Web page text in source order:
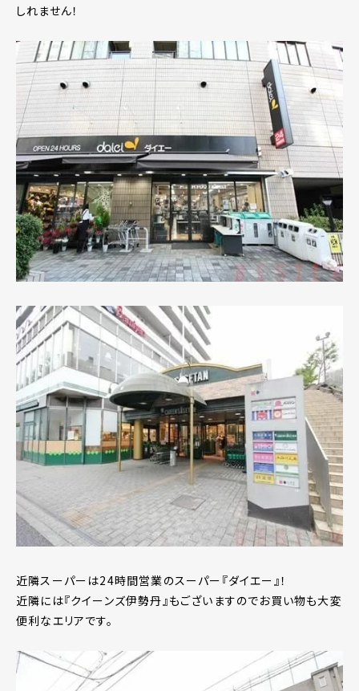
しれません！
近隣スーパーは24時間営業のスーパー『ダイエー』！
近隣には『クイーンズ伊勢丹』もございますのでお買い物も大変
便利なエリアです。